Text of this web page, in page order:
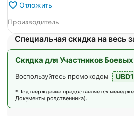
Отложить
Производитель
Специальная скидка на весь
Скидка для Участников
Воспользуйтесь промокодом
*Подтверждение предоставляется
Документы родственника).